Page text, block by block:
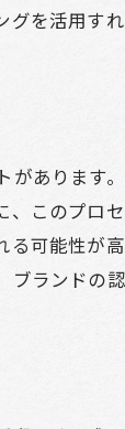
のメリット
法のステッ
果的な運用
ジェクトア
を活用す
あります
このプロ
可能性が
ランドの